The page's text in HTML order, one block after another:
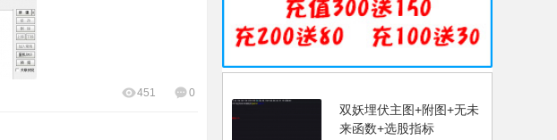
0
451
双妖埋伏主图+附图+无未
来函数+选股指标